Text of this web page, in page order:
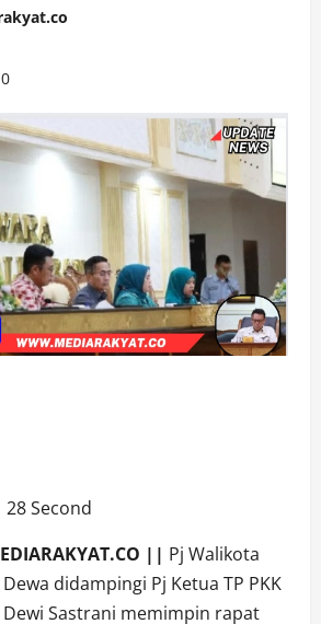
0
28 Second
|| Pj Walikota
didampingi Pj Ketua TP PKK
Sastrani memimpin rapat